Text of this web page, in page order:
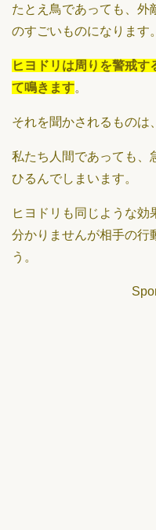
たとえ鳥であっても、外
のすごいものになります。
ヒヨドリは周りを警戒
て鳴きます。
それを聞かされるものは
私たち人間であっても、
ひるんでしまいます。
ヒヨドリも同じような効
分かりませんが相手の行
う。